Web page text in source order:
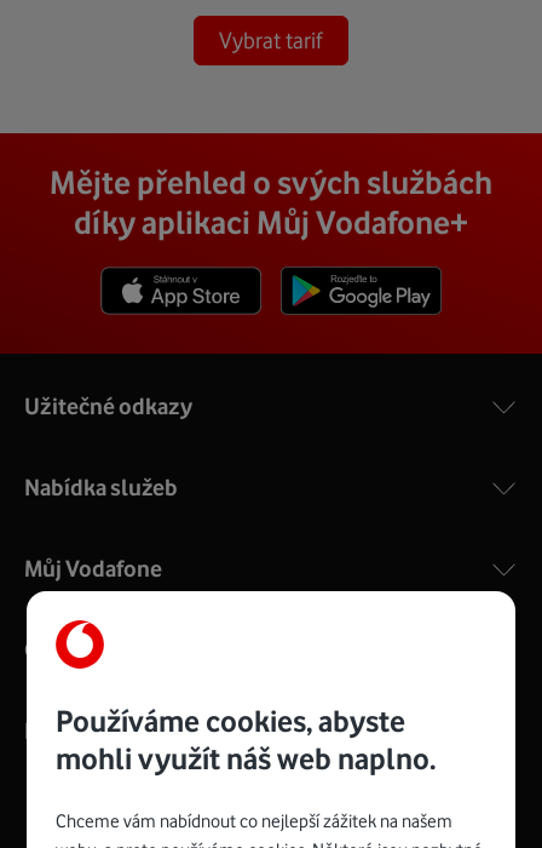
Vybrat tarif
Používáme cookies, abyste
mohli využít náš web naplno.
Chceme vám nabídnout co nejlepší zážitek na našem
Mějte přehled o svých službách
díky aplikaci Můj Vodafone+
Užitečné odkazy
Nabídka služeb
Můj Vodafone
O nás
Kontakty